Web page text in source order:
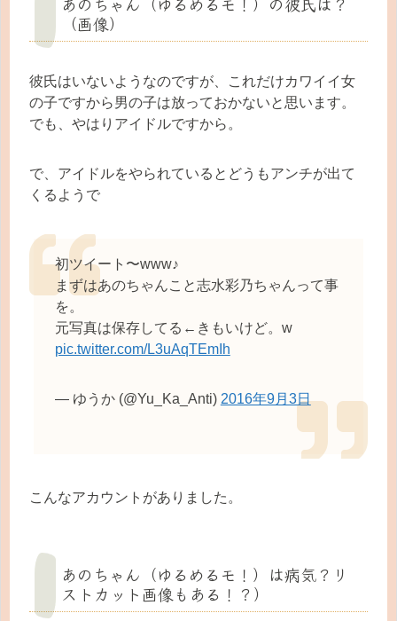
（画像）
彼氏はいないようなのですが、これだけカワイイ女
の子ですから男の子は放っておかないと思います。
でも、やはりアイドルですから。
で、アイドルをやられているとどうもアンチが出て
くるようで
初ツイート〜www♪
まずはあのちゃんこと志水彩乃ちゃんって事
を。
元写真は保存してる←きもいけど。w
pic.twitter.com/L3uAqTEmIh
— ゆうか (@Yu_Ka_Anti) 2016年9月3日
こんなアカウントがありました。
あのちゃん（ゆるめるモ！）は病気？リ
ストカット画像もある！？）